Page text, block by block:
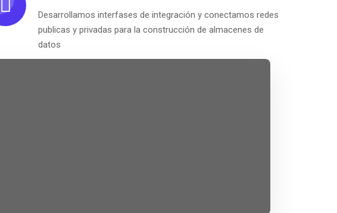
Desarrollamos interfases de integración y conectamos redes
publicas y privadas para la construcción de almacenes de
datos